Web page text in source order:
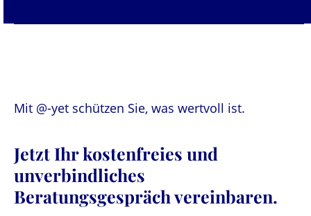
Mit @-yet schützen Sie, was wertvoll ist.
Jetzt Ihr kostenfreies und
unverbindliches
Beratungsgespräch vereinbaren.